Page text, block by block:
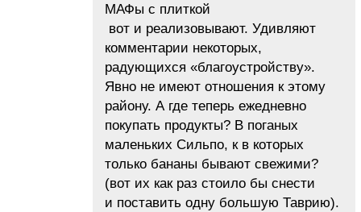
МАФы с плиткой
вот и реализовывают. Удивляют
комментарии некоторых,
радующихся «благоустройству».
Явно не имеют отношения к этому
району. А где теперь ежедневно
покупать продукты? В поганых
маленьких Сильпо, к в которых
только бананы бывают свежими?
(вот их как раз стоило бы снести
и поставить одну большую Таврию).